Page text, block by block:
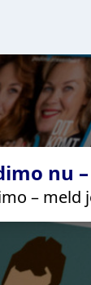
nu
– meld